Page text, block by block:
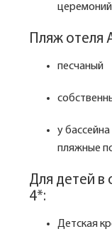
церемоний
Пляж отеля
песчаный
у
пляжные
Для детей в
4*:
Детская